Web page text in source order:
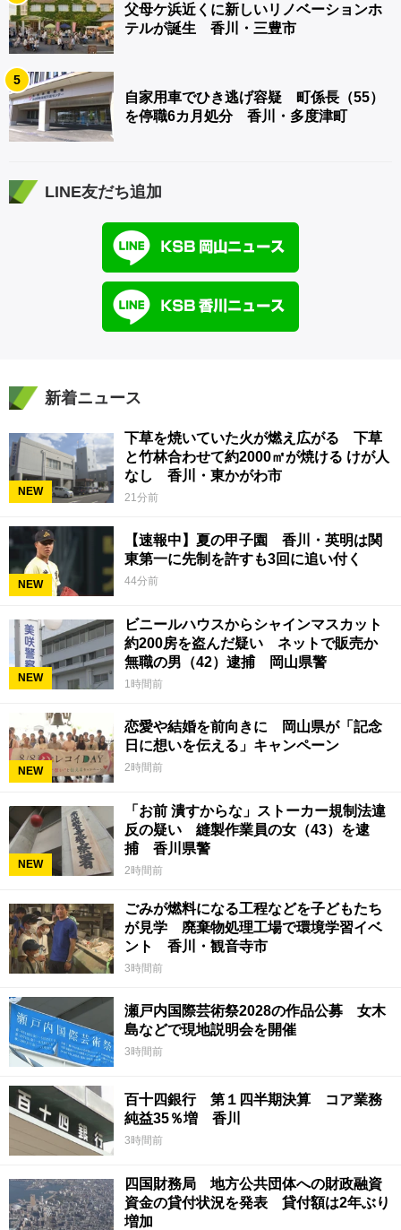
父母ケ浜近くに新しいリノベーションホ
テルが誕生 香川・三豊市
5
自家用車でひき逃げ容疑 町係長（55）
を停職6カ月処分 香川・多度津町
LINE友だち追加
新着ニュース
NEW
下草を焼いていた火が燃え広がる 下草
と竹林合わせて約2000㎡が焼ける けが人
なし 香川・東かがわ市
21分前
NEW
【速報中】夏の甲子園 香川・英明は関
東第一に先制を許すも3回に追い付く
44分前
NEW
ビニールハウスからシャインマスカット
約200房を盗んだ疑い ネットで販売か
無職の男（42）逮捕 岡山県警
1時間前
NEW
恋愛や結婚を前向きに 岡山県が「記念
日に想いを伝える」キャンペーン
2時間前
NEW
「お前 潰すからな」ストーカー規制法違
反の疑い 縫製作業員の女（43）を逮
捕 香川県警
2時間前
ごみが燃料になる工程などを子どもたち
が見学 廃棄物処理工場で環境学習イベ
ント 香川・観音寺市
3時間前
瀬戸内国際芸術祭2028の作品公募 女木
島などで現地説明会を開催
3時間前
百十四銀行 第１四半期決算 コア業務
純益35％増 香川
3時間前
四国財務局 地方公共団体への財政融資
資金の貸付状況を発表 貸付額は2年ぶり
増加